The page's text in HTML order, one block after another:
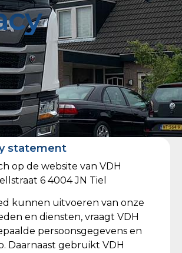
statement
op de website van VDH
6 4004 JN Tiel
kunnen uitvoeren van onze
en diensten, vraagt VDH
persoonsgegevens en
Daarnaast gebruikt VDH